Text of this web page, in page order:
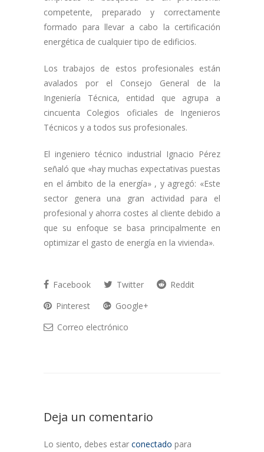
competente, preparado y correctamente
formado para llevar a cabo la certificación
energética de cualquier tipo de edificios.
Los trabajos de estos profesionales están
avalados por el Consejo General de la
Ingeniería Técnica, entidad que agrupa a
cincuenta Colegios oficiales de Ingenieros
Técnicos y a todos sus profesionales.
El ingeniero técnico industrial Ignacio Pérez
señaló que «hay muchas expectativas puestas
en el ámbito de la energía» , y agregó: «Este
sector genera una gran actividad para el
profesional y ahorra costes al cliente debido a
que su enfoque se basa principalmente en
optimizar el gasto de energía en la vivienda».
Facebook Twitter
Reddit
Pinterest
Google+
Correo electrónico
Deja un comentario
Lo siento, debes estar conectado para